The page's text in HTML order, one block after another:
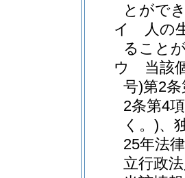
とがで
イ
人の
ること
ウ
当該
号)第2
2条第4
く。)、
25年法
立行政